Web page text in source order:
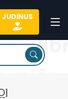
JUDINUS
]